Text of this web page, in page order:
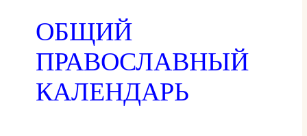
ОБЩИЙ
ПРАВОСЛАВНЫЙ
КАЛЕНДАРЬ